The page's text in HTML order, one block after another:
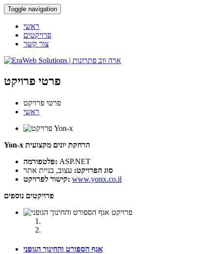
Toggle navigation
ראשי
פרויקטים
צור קשר
פרטי פרויקט
פרטי פרויקט
ראשי
Yon-x הרחקת יונים מקצועית
פלטפורמה: ASP.NET
סוג הפרויקט: עצוב, בניית אתר
קישור לפרויקט: www.yonx.co.il
פרויקטים נוספים
אגף הספורט והחינוך הגופני